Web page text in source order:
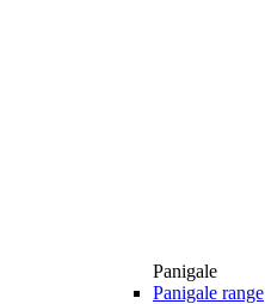
Panigale
Panigale range